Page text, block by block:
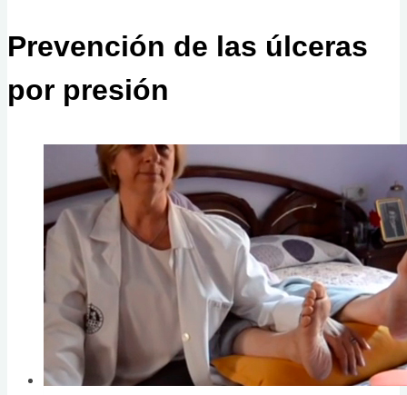
Prevención de las úlceras
por presión